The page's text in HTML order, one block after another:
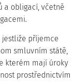
a obligací, včetně
jestliže příjemce
smluvním státě,
kterém mají úroky
prostřednictvím